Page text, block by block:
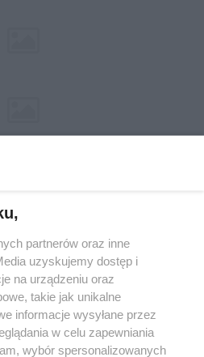
nie może być powielany i
w jakikolwiek sposób (w
na jakimkolwiek polu
włącznie z umieszczaniem w Internecie
Jakiekolwiek użycie lub
lub w części z naruszeniem prawa, tzn.
pod groźbą kary i może być ścigane
partnerów oraz inne
uzyskujemy dostęp i
na urządzeniu oraz
takie jak unikalne
informacje wysyłane przez
w celu zapewniania
wybór spersonalizowanych